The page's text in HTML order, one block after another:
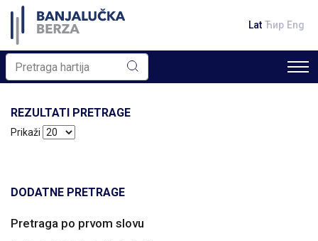
Lat Ћир Eng
REZULTATI PRETRAGE
Prikaži
DODATNE PRETRAGE
Pretraga po prvom slovu